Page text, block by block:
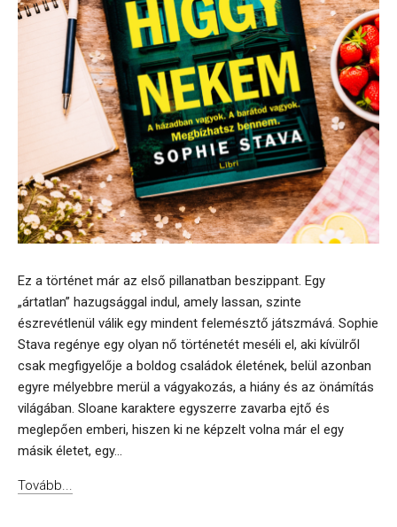
Ez a történet már az első pillanatban beszippant. Egy
„ártatlan” hazugsággal indul, amely lassan, szinte
észrevétlenül válik egy mindent felemésztő játszmává. Sophie
Stava regénye egy olyan nő történetét meséli el, aki kívülről
csak megfigyelője a boldog családok életének, belül azonban
egyre mélyebbre merül a vágyakozás, a hiány és az önámítás
világában. Sloane karaktere egyszerre zavarba ejtő és
meglepően emberi, hiszen ki ne képzelt volna már el egy
másik életet, egy...
Tovább...